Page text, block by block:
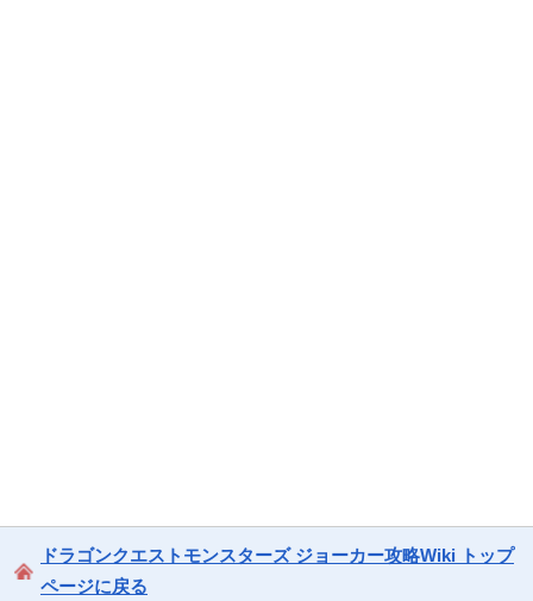
ドラゴンクエストモンスターズ ジョーカー攻略Wiki トップ
ページに戻る